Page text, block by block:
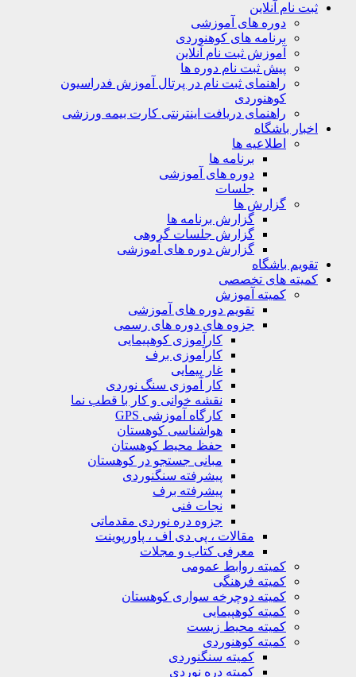
نام آنلاین
دوره های آموزشی
برنامه های کوهنوردی
آموزش ثبت نام آنلاین
پیش ثبت نام دوره ها
راهنمای ثبت نام در پرتال آموزش فدراسیون
کوهنوردی
راهنمای دریافت اینترنتی کارت بیمه ورزشی
باشگاه
اطلاعیه ها
برنامه ها
دوره های آموزشی
جلسات
گزارش ها
گزارش برنامه ها
گزارش جلسات گروهی
گزارش دوره های آموزشی
باشگاه
های تخصصی
کمیته آموزش
تقویم دوره های آموزشی
جزوه های دوره های رسمی
کارآموزی کوهپیمایی
کارآموزی برف
غار پیمایی
کار آموزی سنگ نوردی
نقشه خوانی و کار با قطب نما
کارگاه آموزشی GPS
هواشناسی کوهستان
حفظ محیط کوهستان
مبانی جستجو در کوهستان
پیشرفته سنگنوردی
پیشرفته برف
نجات فنی
جزوه دره نوردی مقدماتی
مقالات ، پی دی اف ، پاورپوینت
معرفی کتاب و مجلات
کمیته روابط عمومی
کمیته فرهنگی
کمیته دوچرخه سواری کوهستان
کمیته کوهپیمایی
کمیته محیط زیست
کمیته کوهنوردی
کمیته سنگنوردی
کمیته دره نوردی